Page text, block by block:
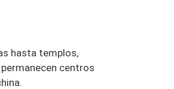
hasta templos,
centros